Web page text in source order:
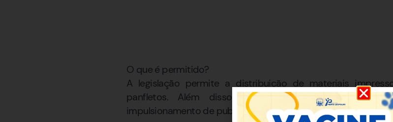
O que é permitido?
A legislação permite a distribuição de materiais
panfletos. Além disso, os candidatos podem fazer
impulsionamento de publicações nas redes sociais, desde